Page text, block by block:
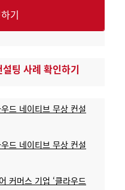
기
팅 사례 확인하기
드 네이티브 무상 컨설
드 네이티브 무상 컨설
커머스 기업 ‘클라우드